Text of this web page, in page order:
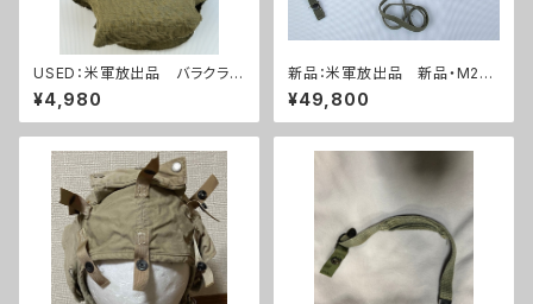
USED：米軍放出品 バラクラバ
(A0254)
¥4,980
新品：米軍放出品 新品・M2ヘ
ルメット4点セット(A0210)
¥49,800